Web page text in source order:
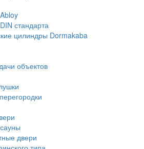
стандарта
цилиндры Dormakaba
объектов
двери